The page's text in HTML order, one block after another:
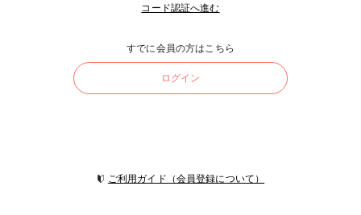
コード認証へ進む
すでに会員の方はこちら
ログイン
ご利用ガイド（会員登録について）